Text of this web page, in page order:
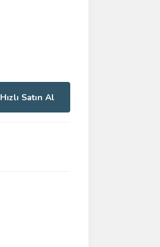
Hızlı Satın Al